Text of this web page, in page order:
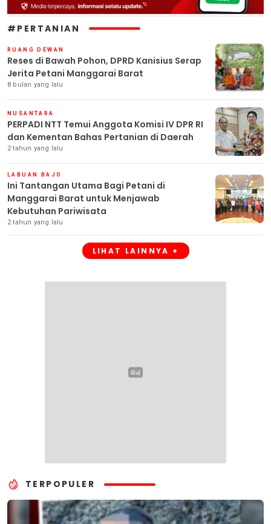
#PERTANIAN
RUANG DEWAN
Reses di Bawah Pohon, DPRD Kanisius Serap
Jerita Petani Manggarai Barat
8 bulan yang lalu
NUSANTARA
PERPADI NTT Temui Anggota Komisi IV DPR RI
dan Kementan Bahas Pertanian di Daerah
2 tahun yang lalu
LABUAN BAJO
Ini Tantangan Utama Bagi Petani di
Manggarai Barat untuk Menjawab
Kebutuhan Pariwisata
2 tahun yang lalu
LIHAT LAINNYA +
TERPOPULER